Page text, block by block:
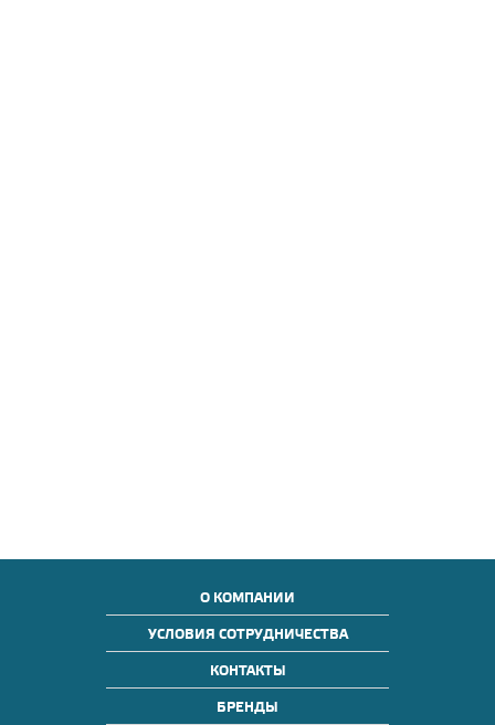
О КОМПАНИИ
УСЛОВИЯ СОТРУДНИЧЕСТВА
КОНТАКТЫ
БРЕНДЫ